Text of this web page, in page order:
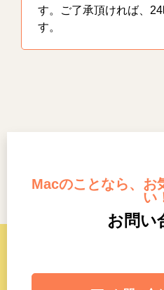
す。ご了承頂ければ、
す。
Macのことなら、お
い
お問い